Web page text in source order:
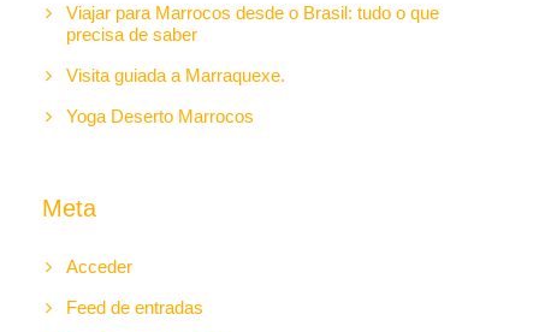
Viajar para Marrocos desde o Brasil: tudo o que
precisa de saber
Visita guiada a Marraquexe.
Yoga Deserto Marrocos
Meta
Acceder
Feed de entradas